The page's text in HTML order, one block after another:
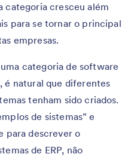
categoria cresceu além
para se tornar o principal
empresas.
categoria de software
é natural que diferentes
tenham sido criados.
de sistemas” e
para descrever o
de ERP, não